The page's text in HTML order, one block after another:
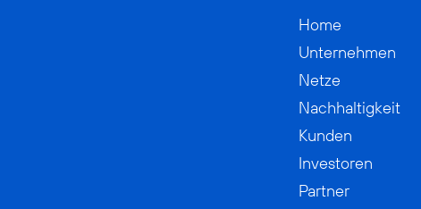
Home
Unternehmen
Netze
Nachhaltigkeit
Kunden
Investoren
Partner